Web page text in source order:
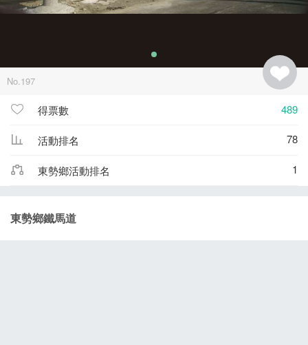
No.197
得票數 489
活動排名 78
東勢鄉活動排名 1
東勢鄉鐵馬道